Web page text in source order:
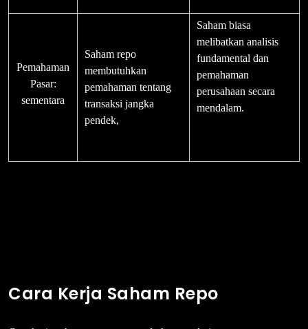
Pemahaman
Pasar:
sementara
Saham repo
membutuhkan
pemahaman tentang
transaksi jangka
pendek,
Saham biasa
melibatkan analisis
fundamental dan
pemahaman
perusahaan secara
mendalam.
Cara Kerja Saham Repo